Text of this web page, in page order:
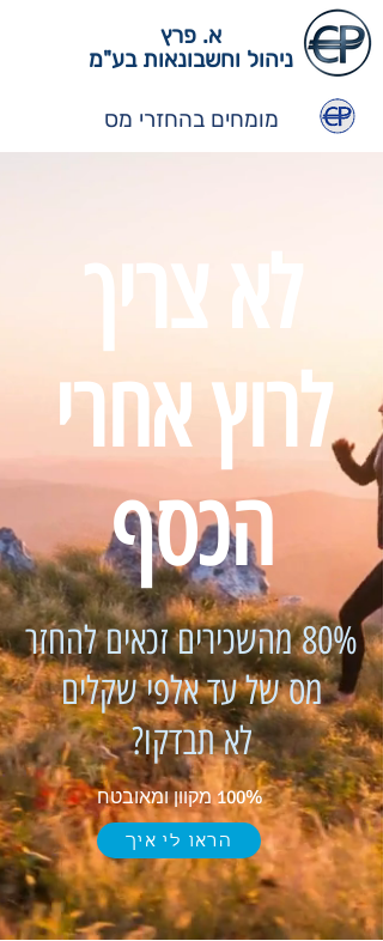
א. פרץ
ניהול וחשבונאות בע"מ
מומחים בהחזרי מס
לא צריך
לרוץ אחרי
הכסף
80% מהשכירים זכאים להחזר
מס של עד אלפי שקלים
לא תבדקו?
100% מקוון ומאובטח
הראו לי איך